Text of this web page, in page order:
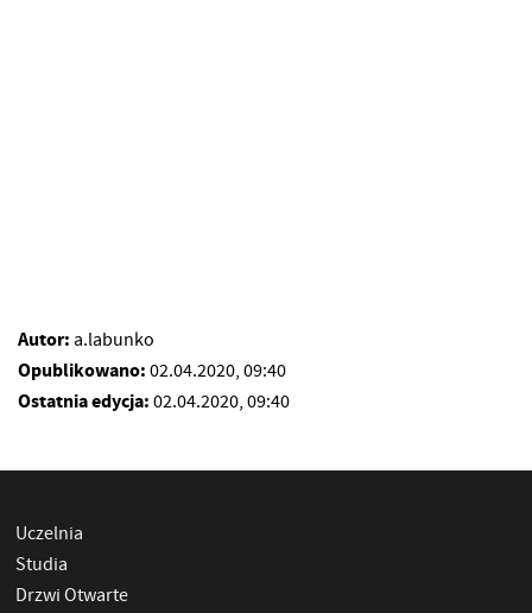
Autor: a.labunko
Opublikowano: 02.04.2020, 09:40
Ostatnia edycja: 02.04.2020, 09:40
Uczelnia
Studia
Drzwi Otwarte